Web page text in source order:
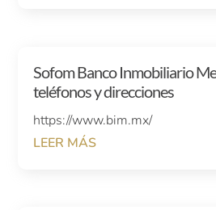
Sofom Banco Inmobiliario
teléfonos y direcciones
https://www.bim.mx/
LEER MÁS